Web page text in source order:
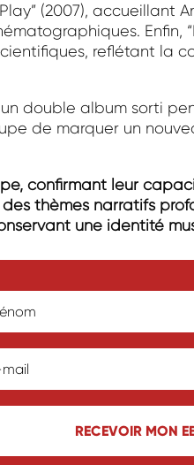
(2007), accueillant
Enfin,
reflétant la
un double album sorti
de marquer un
confirmant leur
thèmes narratifs
une identité
RECEVOIR MON